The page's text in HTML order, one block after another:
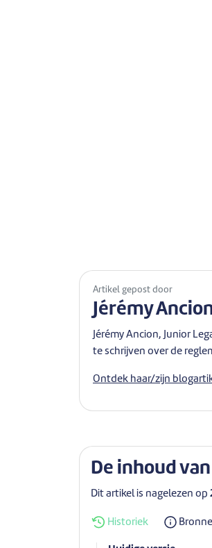
Artikel gepost door
Jérémy
Jérémy Ancion, Junior
te schrijven over de
Ontdek haar/zijn
De inhoud
Dit artikel is nagelezen op
Historiek